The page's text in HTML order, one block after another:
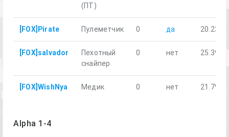
(ПТ)
[FOX]Pirate Пулеметчик 0 да 20.23
[FOX]salvador
Пехотный
снайпер
0 нет 25.39
[FOX]WishNya Медик 0 нет 21.79
Alpha 1-4